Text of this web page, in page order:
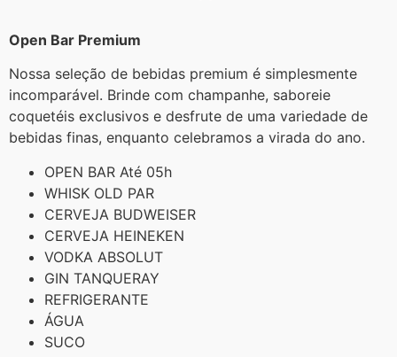
Open Bar Premium
Nossa seleção de bebidas premium é simplesmente
incomparável. Brinde com champanhe, saboreie
coquetéis exclusivos e desfrute de uma variedade de
bebidas finas, enquanto celebramos a virada do ano.
OPEN BAR Até 05h
WHISK OLD PAR
CERVEJA BUDWEISER
CERVEJA HEINEKEN
VODKA ABSOLUT
GIN TANQUERAY
REFRIGERANTE
ÁGUA
SUCO